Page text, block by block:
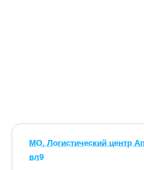
МО, Логистический центр
вл9